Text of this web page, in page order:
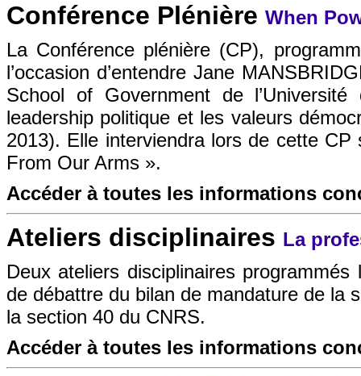
Conférence Plénière When
La Conférence plénière (CP),
l’occasion d’entendre Jane
School of Government de
leadership politique et les valeurs
2013). Elle interviendra lors de cette
From Our Arms ».
Accéder à toutes les informations
Ateliers disciplinaires La
Deux ateliers disciplinaires
de débattre du bilan de mandature de la
la section 40 du CNRS.
Accéder à toutes les informations